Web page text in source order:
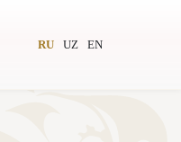
RU UZ EN